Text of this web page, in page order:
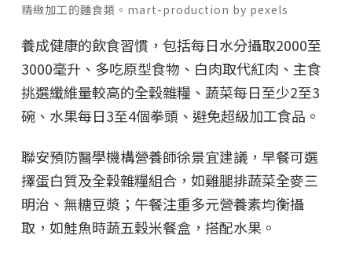
精緻加工的麵食類。mart-production by pexels
養成健康的飲食習慣，包括每日水分攝取2000至
3000毫升、多吃原型食物、白肉取代紅肉、主食
挑選纖維量較高的全穀雜糧、蔬菜每日至少2至3
碗、水果每日3至4個拳頭、避免超級加工食品。
聯安預防醫學機構營養師徐景宜建議，早餐可選
擇蛋白質及全穀雜糧組合，如雞腿排蔬菜全麥三
明治、無糖豆漿；午餐注重多元營養素均衡攝
取，如鮭魚時蔬五穀米餐盒，搭配水果。